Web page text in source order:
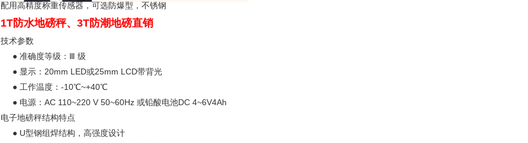
配用高精度称重传感器，可选防爆型，不锈钢
1T防水地磅秤、3T防潮地磅直销
技术参数
● 准确度等级：Ⅲ 级
● 显示：20mm LED或25mm LCD带背光
● 工作温度：-10℃~+40℃
● 电源：AC 110~220 V 50~60Hz 或铅酸电池DC 4~6V4Ah
电子地磅秤结构特点
● U型钢组焊结构，高强度设计